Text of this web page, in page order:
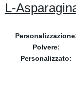
L-
Polvere:
Personalizzato: